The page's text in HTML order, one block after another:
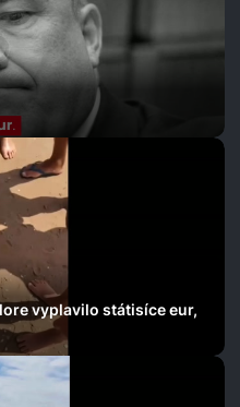
vyplavilo státisíce eur,